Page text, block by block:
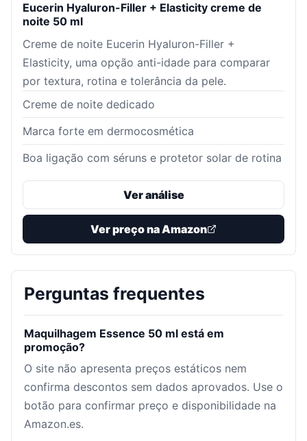
Eucerin Hyaluron-Filler + Elasticity creme de
noite 50 ml
Creme de noite Eucerin Hyaluron-Filler +
Elasticity, uma opção anti-idade para comparar
por textura, rotina e tolerância da pele.
Creme de noite dedicado
Marca forte em dermocosmética
Boa ligação com séruns e protetor solar de rotina
Ver análise
Ver preço na Amazon
Perguntas frequentes
Maquilhagem Essence 50 ml está em
promoção?
O site não apresenta preços estáticos nem
confirma descontos sem dados aprovados. Use o
botão para confirmar preço e disponibilidade na
Amazon.es.